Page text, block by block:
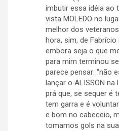
imbutir essa idéia ao
vista MOLEDO no
melhor dos
hora, sim, de
embora seja o que
para mim terminou
parece pensar: “não
lançar o ALISSON na
prá que, se sequer é
tem garra e é
e bom no cabeceio,
tomamos gols na